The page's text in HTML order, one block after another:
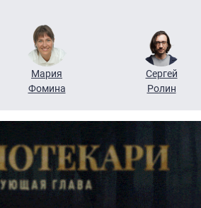
Мария
Фомина
Сергей
Ролин